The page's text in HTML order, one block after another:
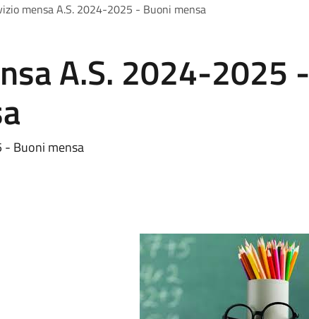
mensa A.S. 2024-2025 - Buoni mensa
A.S. 2024-2025 -
- Buoni mensa